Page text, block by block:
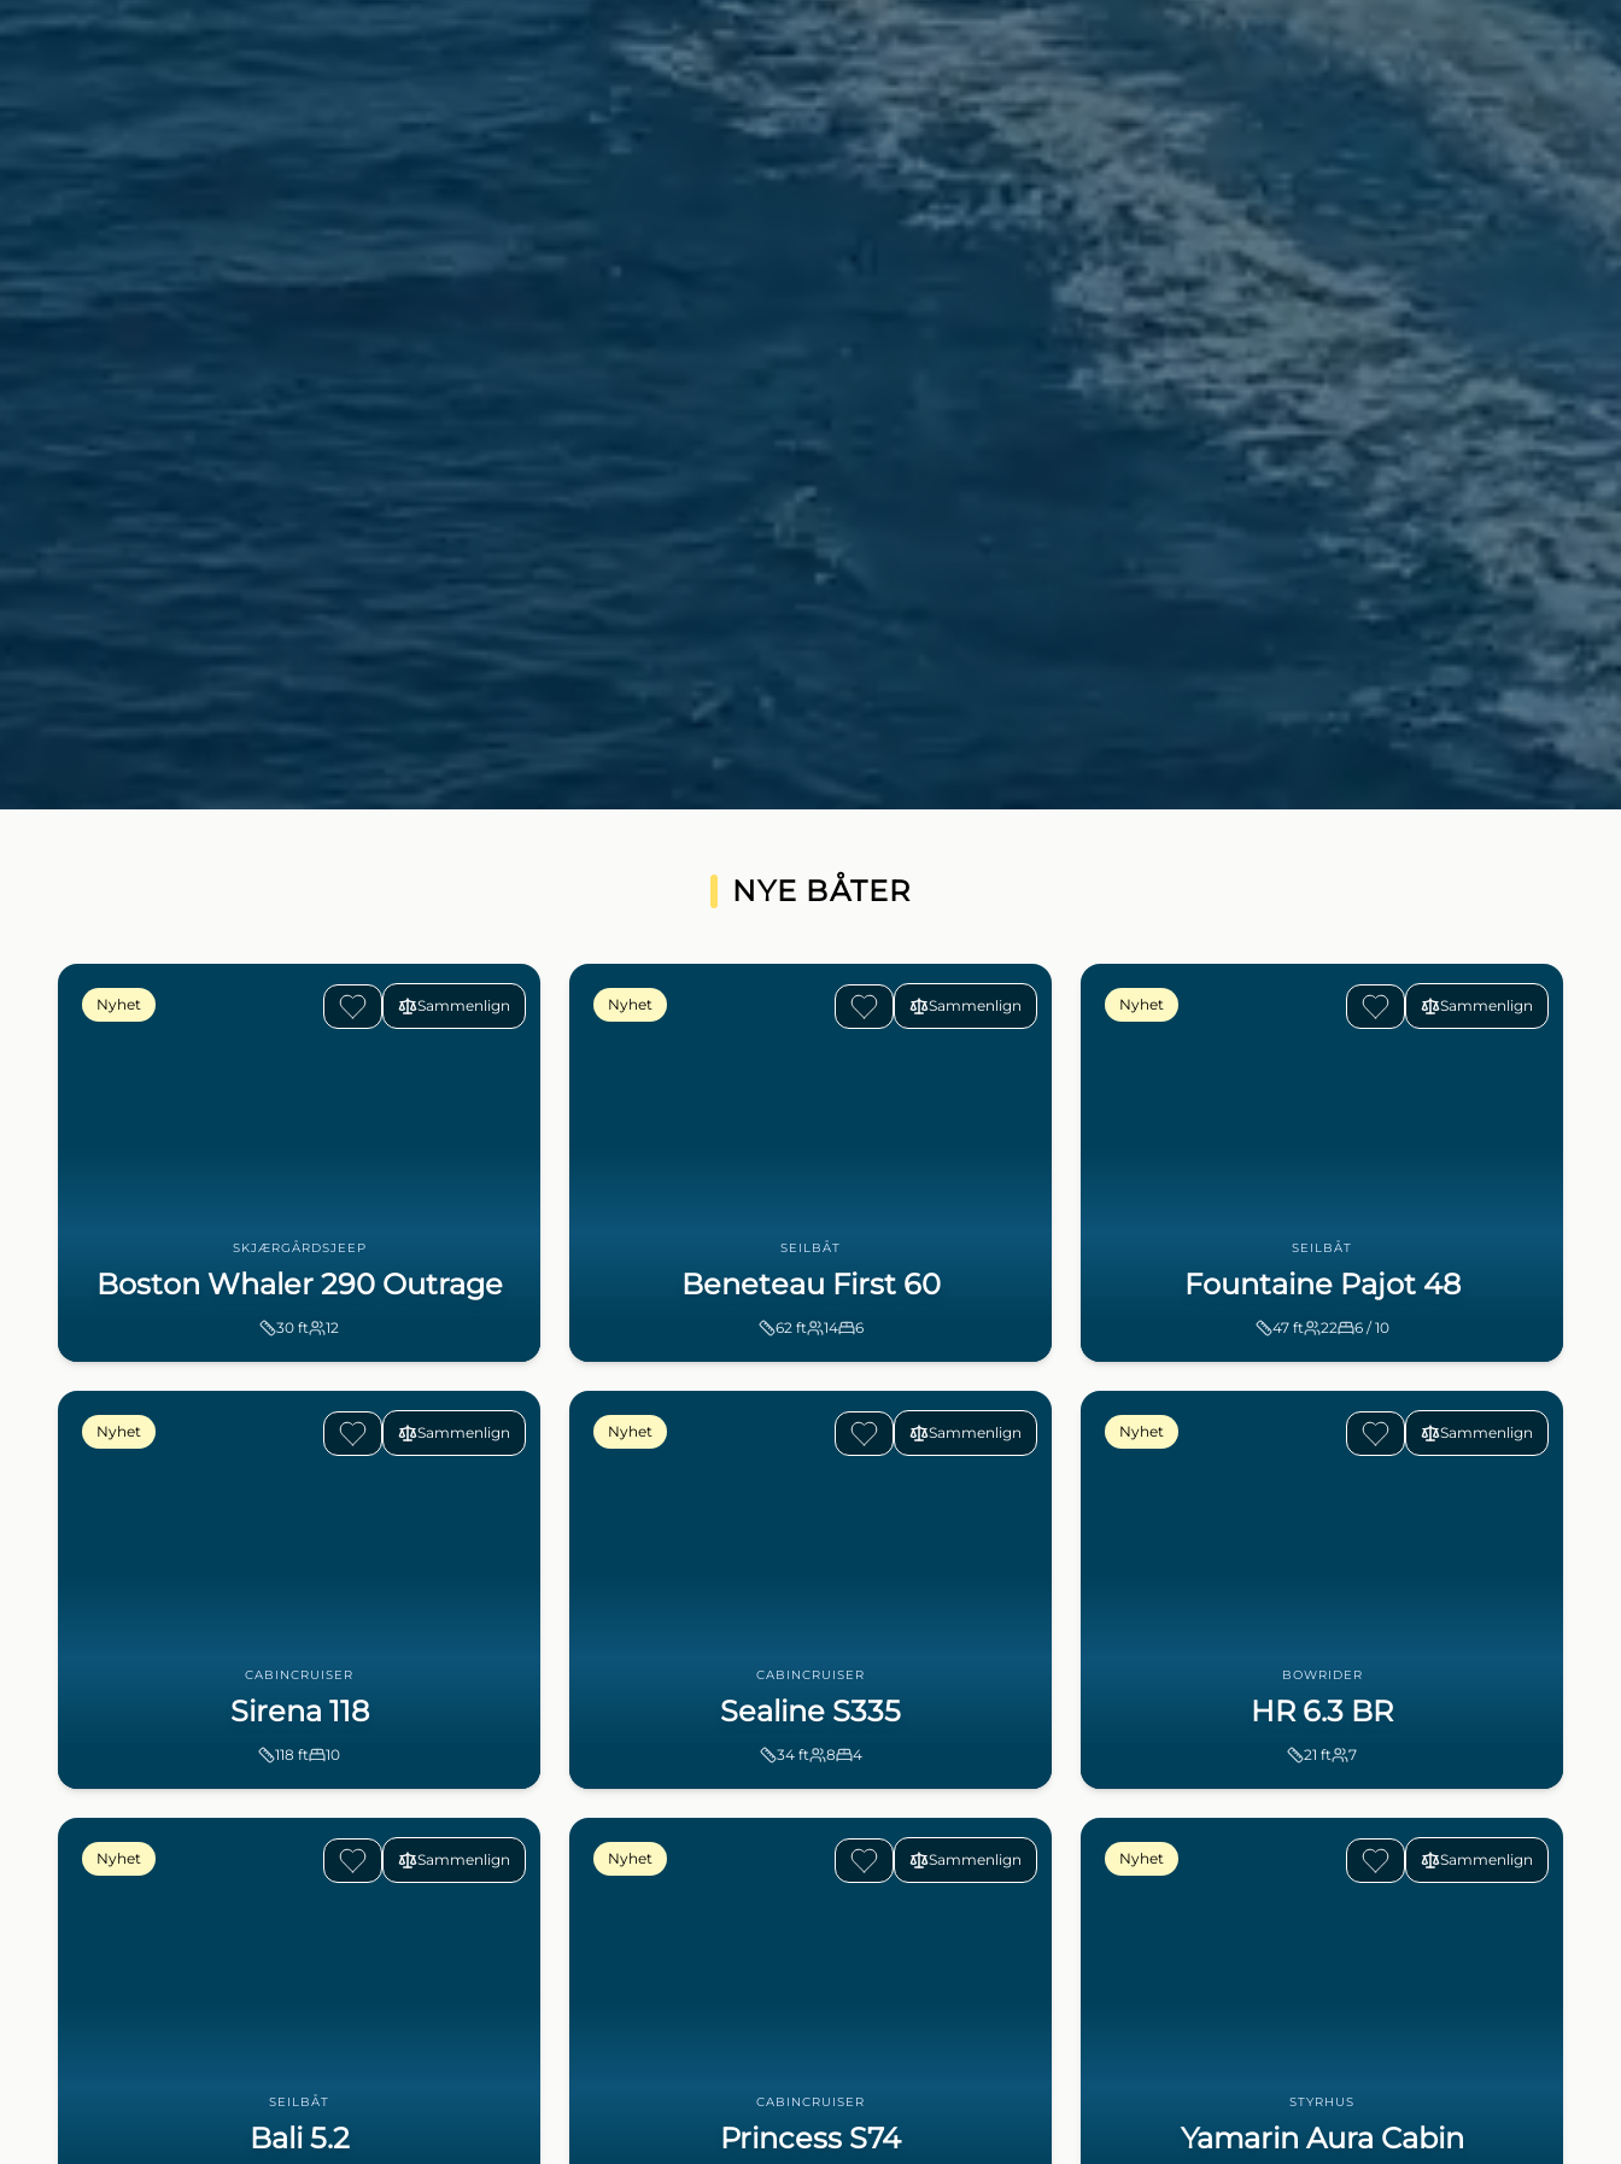
NYE BÅTER
Sammenlign
Nyhet
SKJÆRGÅRDSJEEP
Boston Whaler 290 Outrage
30 ft 12
Sammenlign
Nyhet
SEILBÅT
Beneteau First 60
62 ft 14 6
Sammenlign
Nyhet
SEILBÅT
Fountaine Pajot 48
47 ft 22 6 / 10
Sammenlign
Nyhet
CABINCRUISER
Sirena 118
118 ft 10
Sammenlign
Nyhet
CABINCRUISER
Sealine S335
34 ft 8 4
Sammenlign
Nyhet
BOWRIDER
HR 6.3 BR
21 ft 7
Sammenlign
Nyhet
SEILBÅT
Bali 5.2
Sammenlign
Nyhet
CABINCRUISER
Princess S74
Sammenlign
Nyhet
STYRHUS
Yamarin Aura Cabin
Flere tusen natur- og gjestehavner i Norge, Sverige og Danmark med filtrering etter
fasiliteter, unikt sjøkart med dybder, oversiktsbilder og video, markert innseiling,